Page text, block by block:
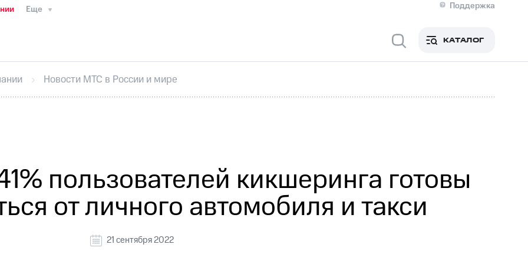
Еще
Поддержка
Медиа-центр
ИнтервьюФинансовая отчетностьКонтактыПригласить спикера
секретарьРаскрытие информации
кабинет акционераАкционерный капиталКонтроль и аудитРынок акций
КАТАЛОГ
Новости МТС в России и мире
пользователей кикшеринга готовы
от личного автомобиля и такси
21 сентября 2022